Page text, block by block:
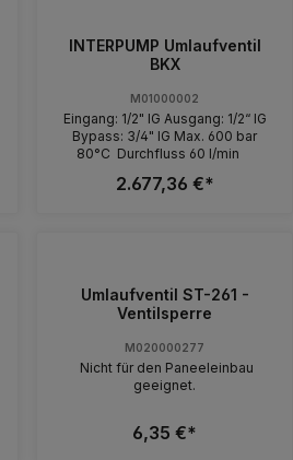
INTERPUMP Umlaufventil
BKX
M01000002
Eingang: 1/2" IG Ausgang: 1/2“ IG
Bypass: 3/4" IG Max. 600 bar
80°C Durchfluss 60 l/min
2.677,36 €*
Umlaufventil ST-261 -
Ventilsperre
M020000277
Nicht für den Paneeleinbau
geeignet.
6,35 €*